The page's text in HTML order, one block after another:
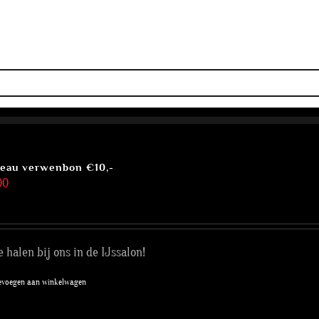
verwenbon €10,-
halen bij ons in de IJssalon!
aan winkelwagen